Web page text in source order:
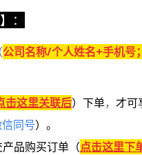
】：
公司名称/个人姓名+手机号
击这里关联后） 下单， 才可
信同号） 。
品购买订单（点击这里下